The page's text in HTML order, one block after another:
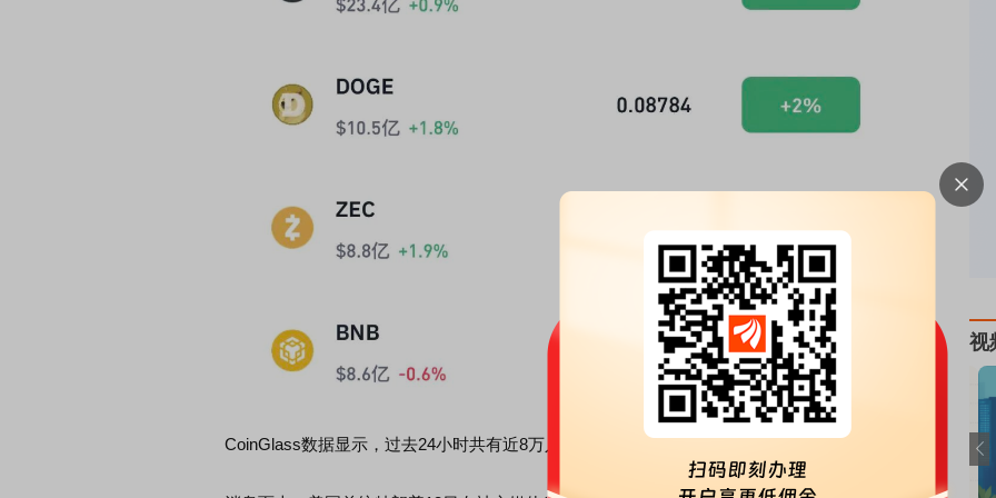
CoinGlass数据显示，过去24小时共有近8万人爆仓，爆仓金额为1.3亿美元。
视